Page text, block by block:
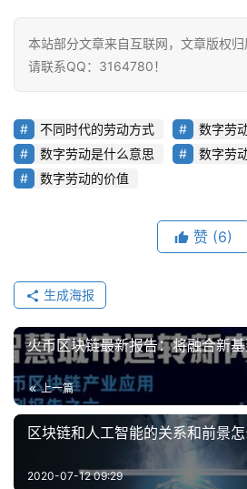
本站部分文章来自互联网，文章版权
请联系QQ：3164780！
不同时代的劳动方式
数字劳
数字劳动是什么意思
数字劳
数字劳动的价值
赞 (6)
生成海报
火币区块链最新报告：将融合新
上一篇
区块链和人工智能的关系和前景怎
2020-07-12 09:29